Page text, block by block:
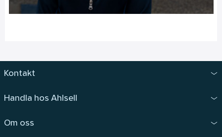
Kontakt
Handla hos Ahlsell
Om oss